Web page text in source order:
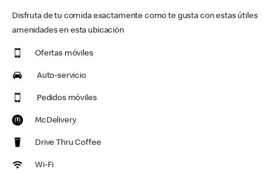
Disfruta de tu comida exactamente como te gusta con estas útiles
amenidades en esta ubicación
Ofertas móviles
Auto-servicio
Pedidos móviles
McDelivery
Drive Thru Coffee
Wi-Fi